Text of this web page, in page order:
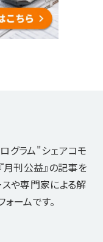
グラム"シェアコモ
刊公益』の記事を
や専門家による解
ームです。